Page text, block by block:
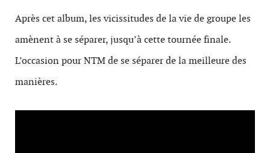
Après cet album, les vicissitudes de la vie de groupe les
amènent à se séparer, jusqu’à cette tournée finale.
L’occasion pour NTM de se séparer de la meilleure des
manières.